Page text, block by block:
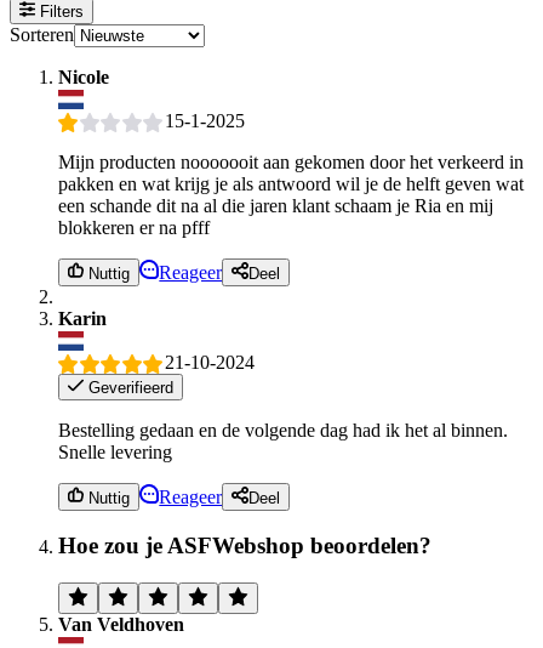
Filters
Sorteren
Nicole
15-1-2025
Mijn producten nooooooit aan gekomen door het verkeerd in
pakken en wat krijg je als antwoord wil je de helft geven wat
een schande dit na al die jaren klant schaam je Ria en mij
blokkeren er na pfff
Nuttig Reageer Deel
Karin
21-10-2024
Geverifieerd
Bestelling gedaan en de volgende dag had ik het al binnen.
Snelle levering
Nuttig Reageer Deel
Hoe zou je ASFWebshop beoordelen?
Van Veldhoven